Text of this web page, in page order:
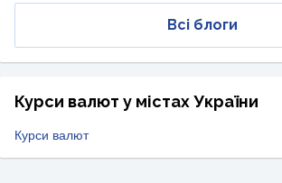
Всі блоги
Курси валют у містах України
Курси валют